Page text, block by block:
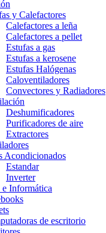
y Calefactores
Calefactores a leña
Calefactores a pellet
Estufas a gas
Estufas a kerosene
Estufas Halógenas
Caloventiladores
Convectores y Radiadores
Deshumificadores
Purificadores de aire
Extractores
Acondicionados
Estandar
Inverter
Informática
de escritorio